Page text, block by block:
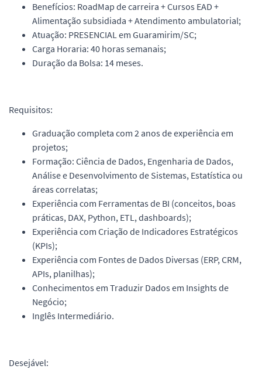
Benefícios: RoadMap de carreira + Cursos EAD +
Alimentação subsidiada + Atendimento ambulatorial;
Atuação: PRESENCIAL em Guaramirim/SC;
Carga Horaria: 40 horas semanais;
Duração da Bolsa: 14 meses.
Requisitos:
Graduação completa com 2 anos de experiência em
projetos;
Formação: Ciência de Dados, Engenharia de Dados,
Análise e Desenvolvimento de Sistemas, Estatística ou
áreas correlatas;
Experiência com Ferramentas de BI (conceitos, boas
práticas, DAX, Python, ETL, dashboards);
Experiência com Criação de Indicadores Estratégicos
(KPIs);
Experiência com Fontes de Dados Diversas (ERP, CRM,
APIs, planilhas);
Conhecimentos em Traduzir Dados em Insights de
Negócio;
Inglês Intermediário.
Desejável: